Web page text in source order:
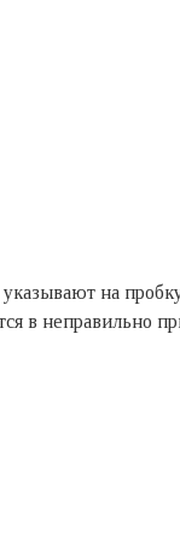
на
в неправильно